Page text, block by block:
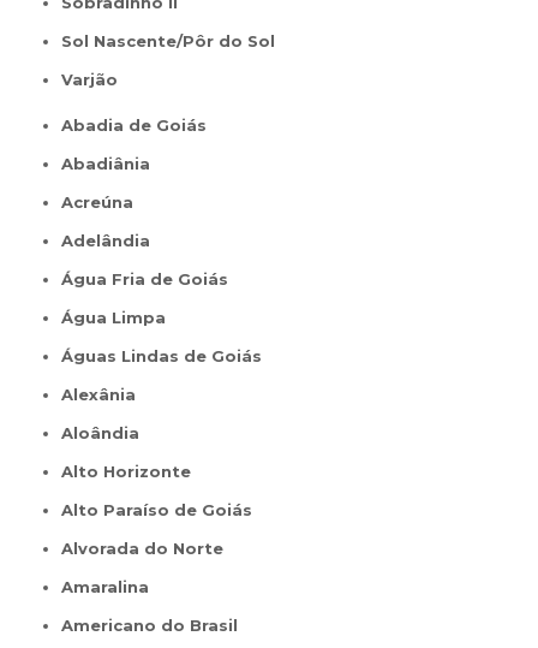
Sol Nascente/Pôr do Sol
Varjão
Abadia de Goiás
Abadiânia
Acreúna
Adelândia
Água Fria de Goiás
Água Limpa
Águas Lindas de Goiás
Alexânia
Aloândia
Alto Horizonte
Alto Paraíso de Goiás
Alvorada do Norte
Amaralina
Americano do Brasil